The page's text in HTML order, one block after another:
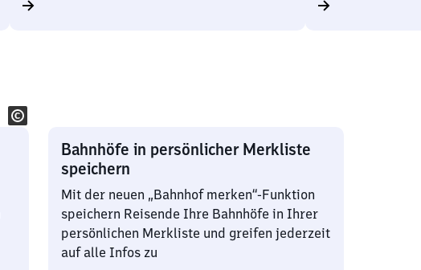
Bahnhöfe in persönlicher Merkliste
speichern
Mit der neuen „Bahnhof merken“-Funktion
speichern Reisende Ihre Bahnhöfe in Ihrer
persönlichen Merkliste und greifen jederzeit
auf alle Infos zu